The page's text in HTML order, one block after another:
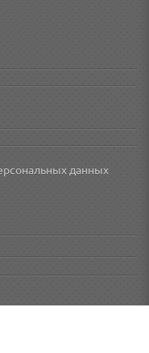
данных